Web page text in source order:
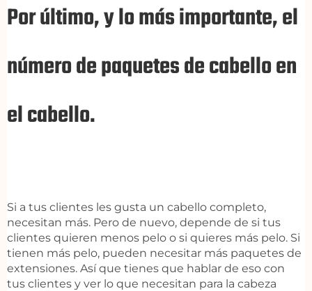
Por último, y lo más importante, el
número de paquetes de cabello en
el cabello.
Si a tus clientes les gusta un cabello completo,
necesitan más. Pero de nuevo, depende de si tus
clientes quieren menos pelo o si quieres más pelo. Si
tienen más pelo, pueden necesitar más paquetes de
extensiones. Así que tienes que hablar de eso con
tus clientes y ver lo que necesitan para la cabeza